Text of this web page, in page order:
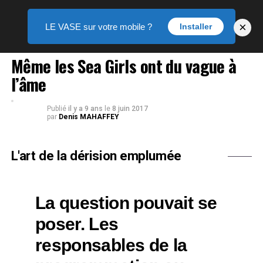
THÉÂTRE
Même les Sea Girls ont du vague à
l’âme
Publié il y a 9 ans le 8 juin 2017
par Denis MAHAFFEY
L'art de la dérision emplumée
La question pouvait se
poser. Les
responsables de la
LE VASE sur votre mobile ? Installer ×